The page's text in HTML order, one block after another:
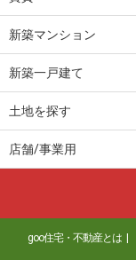
新築マンション
新築一戸建て
土地を探す
店舗/事業用
goo住宅・不動産とは